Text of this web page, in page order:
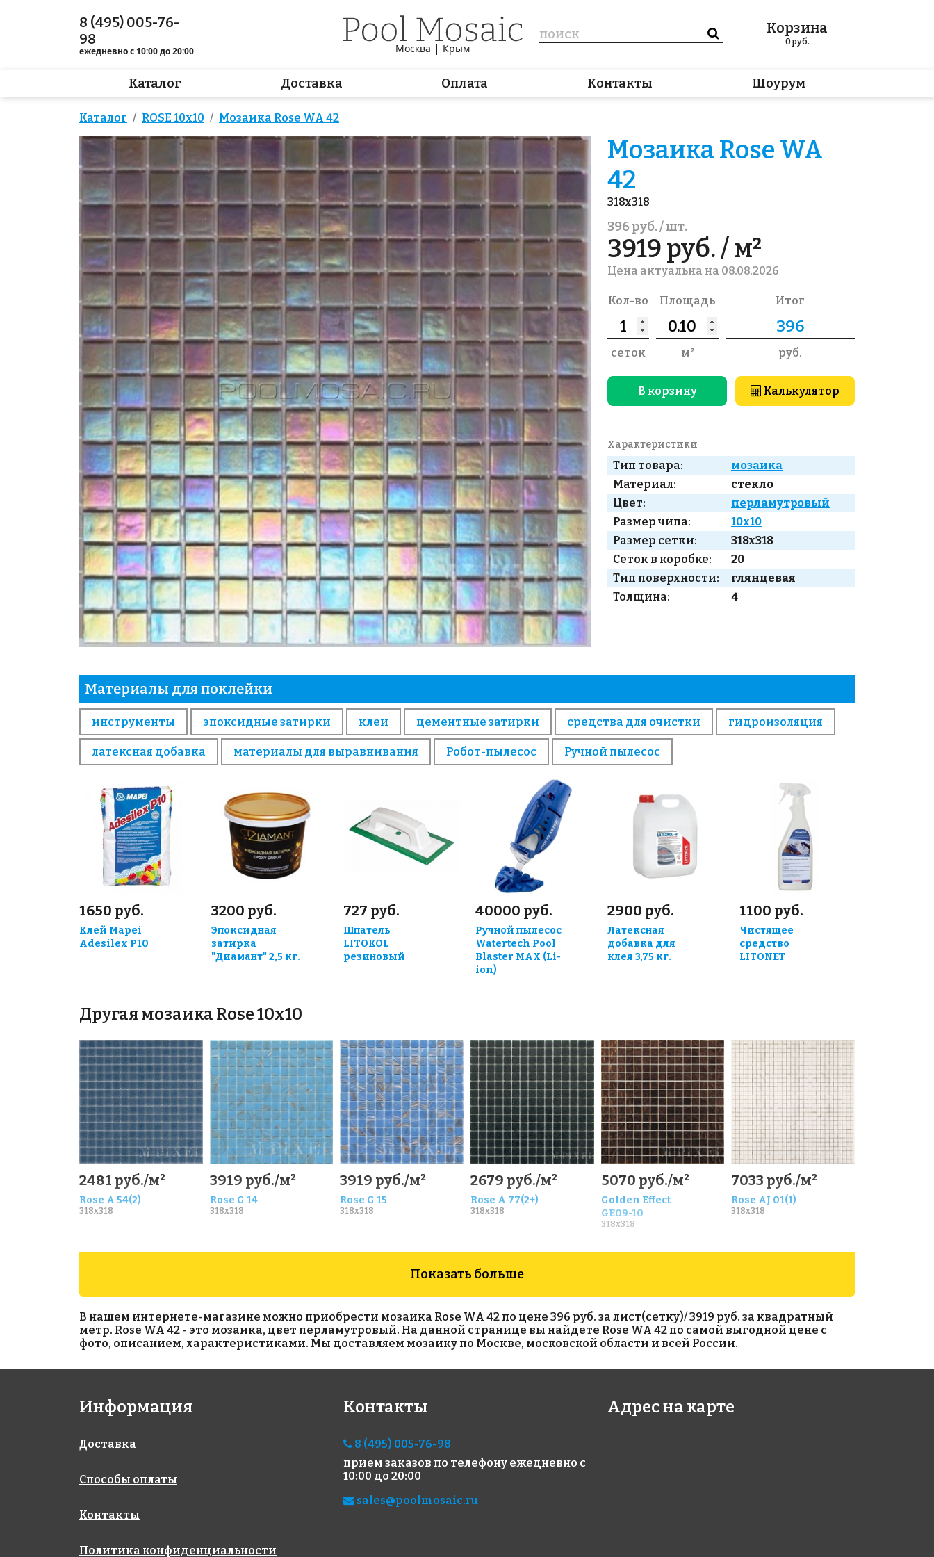
8 (495) 005-76-
98
ежедневно с 10:00 до 20:00 Москва | Крым
Корзина
0руб.
Каталог Доставка Оплата Контакты Шоурум
Каталог ROSE 10x10 Мозаика Rose WA 42
Мозаика Rose WA
42
318x318
396 руб. / шт.
3919 руб. / м²
Цена актуальна на 08.08.2026
Кол-во
сеток
Площадь
м²
Итог
руб.
В корзину Калькулятор
Характеристики
Тип товара:
мозаика
Материал:
стекло
Цвет:
перламутровый
Размер чипа:
10x10
Размер сетки:
318x318
Сеток в коробке:
20
Тип поверхности:
глянцевая
Толщина:
4
Материалы для поклейки
инструменты эпоксидные затирки клеи цементные затирки средства для очистки гидроизоляция
латексная добавка материалы для выравнивания Робот-пылесос Ручной пылесос
1650 руб.
Клей Mapei
Adesilex P10
3200 руб.
Эпоксидная
затирка
"Диамант" 2,5 кг.
727 руб.
Шпатель
LITOKOL
резиновый
40000 руб.
Ручной пылесос
Watertech Pool
Blaster MAX (Li-
ion)
2900 руб.
Латексная
добавка для
клея 3,75 кг.
1100 руб.
Чистящее
средство
LITONET
Другая мозаика Rose 10x10
2481 руб./м²
Rose A 54(2)
318x318
3919 руб./м²
Rose G 14
318x318
3919 руб./м²
Rose G 15
318x318
2679 руб./м²
Rose A 77(2+)
318x318
5070 руб./м²
Golden Effect
GE09-10
318x318
7033 руб./м²
Rose AJ 01(1)
318x318
6869 руб./м²
Rose GA 23(1)
3919 руб./м²
Rose G 62
2481 руб./м²
Rose A 25(2) Rose A 05(1)
Показать больше
В нашем интернете-магазине можно приобрести мозаика Rose WA 42 по цене 396 руб. за лист(сетку)/ 3919 руб. за квадратный
метр. Rose WA 42 - это мозаика, цвет перламутровый. На данной странице вы найдете Rose WA 42 по самой выгодной цене с
фото, описанием, характеристиками. Мы доставляем мозаику по Москве, московской области и всей России.
Информация
Доставка
Способы оплаты
Контакты
Политика конфиденциальности
Контакты
8 (495) 005-76-98
прием заказов по телефону ежедневно с
10:00 до 20:00
sales@poolmosaic.ru
Адрес на карте